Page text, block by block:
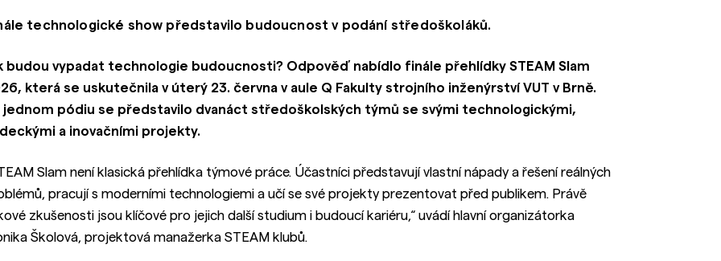
technologické show představilo budoucnost v podání středoškoláků.
budou vypadat technologie budoucnosti? Odpověď nabídlo finále přehlídky STEAM Slam
která se uskutečnila v úterý 23. června v aule Q Fakulty strojního inženýrství VUT v Brně.
jednom pódiu se představilo dvanáct středoškolských týmů se svými technologickými,
a inovačními projekty.
Slam není klasická přehlídka týmové práce. Účastníci představují vlastní nápady a řešení reálných
pracují s moderními technologiemi a učí se své projekty prezentovat před publikem. Právě
zkušenosti jsou klíčové pro jejich další studium i budoucí kariéru,“ uvádí hlavní organizátorka
Školová, projektová manažerka STEAM klubů.